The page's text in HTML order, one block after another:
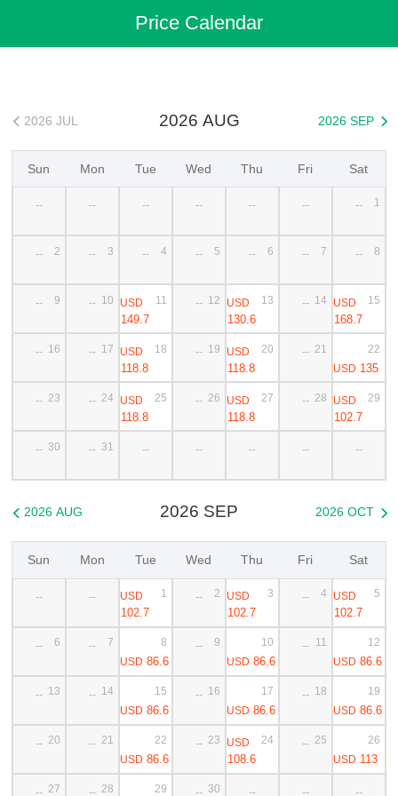
Shenyang to Chongqing Cheap Flights
Price Calendar
2026 AUG
 2026 JUL 2026 SEP 
Sun Mon Tue Wed Thu Fri Sat
-- -- -- -- -- -- -- 1
-- 2 -- 3 -- 4 -- 5 -- 6 -- 7 -- 8
-- 9 -- 10 USD
149.7
11 -- 12 USD
130.6
13 -- 14 USD
168.7
15
-- 16 -- 17 USD
118.8
18 -- 19 USD
118.8
20 -- 21
USD 135
22
-- 23 -- 24 USD
118.8
25 -- 26 USD
118.8
27 -- 28 USD
102.7
29
-- 30 -- 31 -- -- -- -- --
2026 SEP
 2026 AUG 2026 OCT 
Sun Mon Tue Wed Thu Fri Sat
-- -- USD
102.7
1 -- 2 USD
102.7
3 -- 4 USD
102.7
5
-- 6 --
7
USD 86.6
8 --
9
USD 86.6
10 -- 11
USD 86.6
12
-- 13 -- 14
USD 86.6
15 -- 16
USD 86.6
17 -- 18
USD 86.6
19
-- 20 -- 21
USD 86.6
22 -- 23 USD
108.6
24 -- 25
USD 113
26
-- 27 -- 28 29 -- 30 -- -- --